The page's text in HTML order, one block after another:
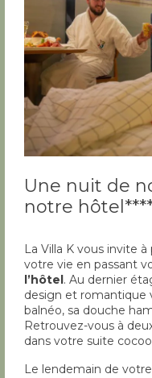
Une nuit de
notre
La Villa K vous invite
votre vie en passant
l’hôtel. Au dernier
design et romantique
balnéo, sa douche
Retrouvez-vous à
dans votre suite
Le lendemain de